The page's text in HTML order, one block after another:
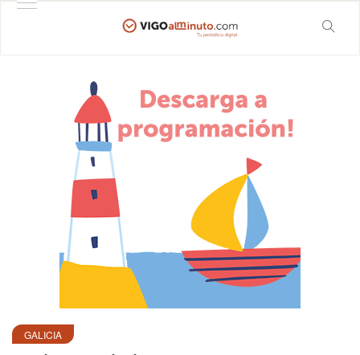
GALICIA